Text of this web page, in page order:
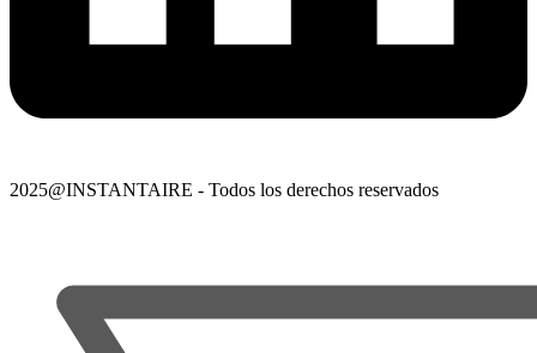
2025@INSTANTAIRE - Todos los derechos reservados